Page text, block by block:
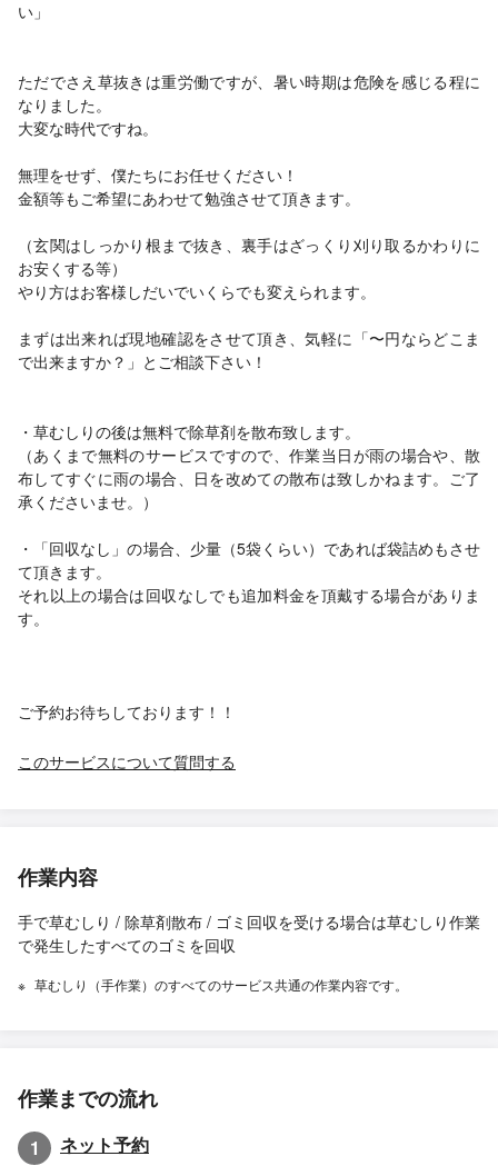
い」
ただでさえ草抜きは重労働ですが、暑い時期は危険を感じる程に
なりました。
大変な時代ですね。
無理をせず、僕たちにお任せください！
金額等もご希望にあわせて勉強させて頂きます。
（玄関はしっかり根まで抜き、裏手はざっくり刈り取るかわりに
お安くする等）
やり方はお客様しだいでいくらでも変えられます。
まずは出来れば現地確認をさせて頂き、気軽に「〜円ならどこま
で出来ますか？」とご相談下さい！
・草むしりの後は無料で除草剤を散布致します。
（あくまで無料のサービスですので、作業当日が雨の場合や、散
布してすぐに雨の場合、日を改めての散布は致しかねます。ご了
承くださいませ。）
・「回収なし」の場合、少量（5袋くらい）であれば袋詰めもさせ
て頂きます。
それ以上の場合は回収なしでも追加料金を頂戴する場合がありま
す。
ご予約お待ちしております！！
このサービスについて質問する
作業内容
手で草むしり / 除草剤散布 / ゴミ回収を受ける場合は草むしり作業
で発生したすべてのゴミを回収
草むしり（手作業）のすべてのサービス共通の作業内容です。
作業までの流れ
1 ネット予約